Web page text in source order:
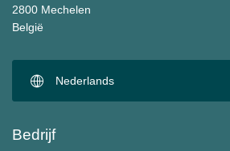
2800 Mechelen
België
Nederlands
Bedrijf